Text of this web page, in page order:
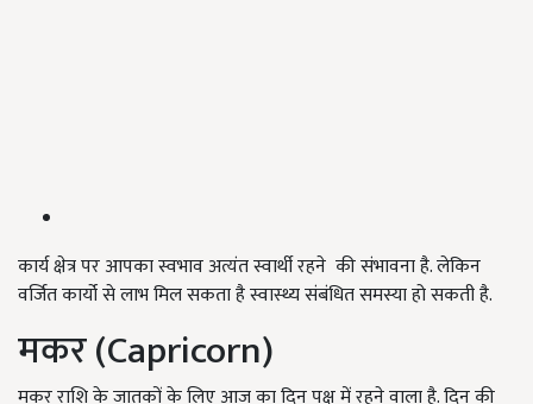
कार्य क्षेत्र पर आपका स्वभाव अत्यंत स्वार्थी रहने की संभावना है. लेकिन
वर्जित कार्यो से लाभ मिल सकता है स्वास्थ्य संबंधित समस्या हो सकती है.
मकर (Capricorn)